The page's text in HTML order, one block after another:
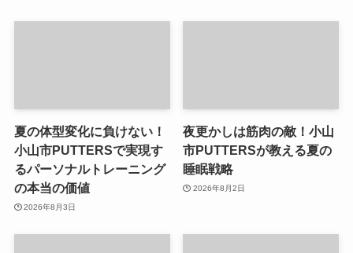
夏の体型変化に負けない！
小山市PUTTERSで実現す
るパーソナルトレーニング
の本当の価値
2026年8月3日
夜更かしは筋肉の敵！小山
市PUTTERSが教える夏の
睡眠戦略
2026年8月2日